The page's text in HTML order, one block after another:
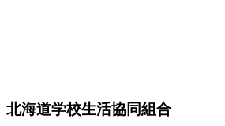
北海道学校生活協同組合